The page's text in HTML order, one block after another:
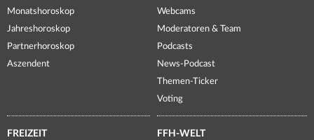
Monatshoroskop
Jahreshoroskop
Partnerhoroskop
Aszendent
Webcams
Moderatoren & Team
Podcasts
News-Podcast
Themen-Ticker
Voting
FREIZEIT FFH-WELT